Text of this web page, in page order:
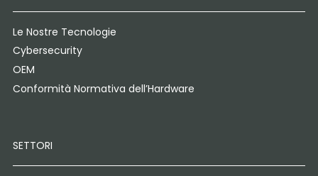
Le Nostre Tecnologie
Cybersecurity
OEM
Conformità Normativa dell’Hardware
SETTORI